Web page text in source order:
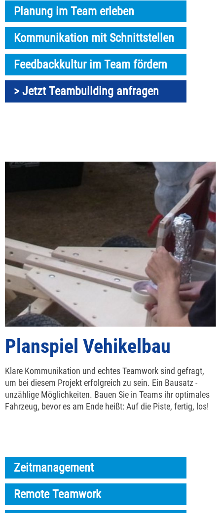
Planung im Team erleben
Kommunikation mit Schnittstellen
Feedbackkultur im Team fördern
> Jetzt Teambuilding anfragen
Planspiel Vehikelbau
Klare Kommunikation und echtes Teamwork sind gefragt,
um bei diesem Projekt erfolgreich zu sein. Ein Bausatz -
unzählige Möglichkeiten. Bauen Sie in Teams ihr optimales
Fahrzeug, bevor es am Ende heißt: Auf die Piste, fertig, los!
Zeitmanagement
Remote Teamwork